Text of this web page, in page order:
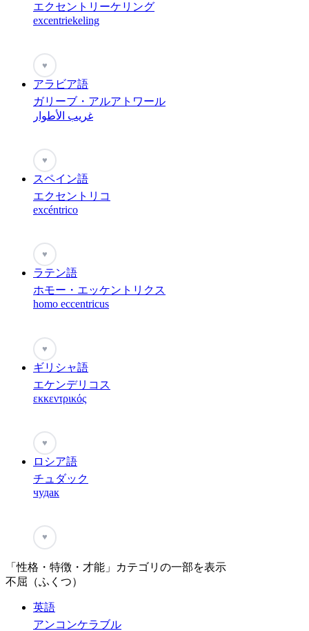
エクセントリーケリング
excentriekeling
♥
アラビア語
ガリーブ・アルアトワール
غريب الأطوار
♥
スペイン語
エクセントリコ
excéntrico
♥
ラテン語
ホモー・エッケントリクス
homo eccentricus
♥
ギリシャ語
エケンデリコス
εκκεντρικός
♥
ロシア語
チュダック
чудак
♥
「性格・特徴・才能」カテゴリの一部を表示
不屈（ふくつ）
英語
アンコンケラブル